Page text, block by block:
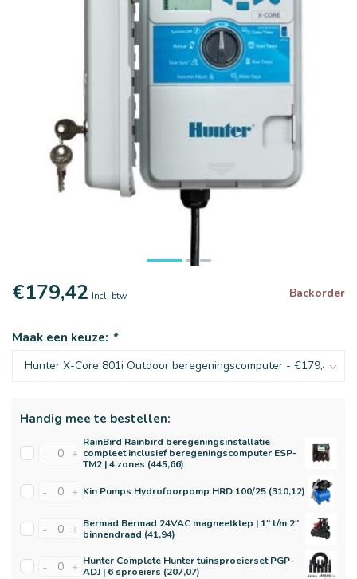
€179,42 Incl. btw Backorder
Maak een keuze: *
Handig mee te bestellen:
- +
RainBird Rainbird beregeningsinstallatie
compleet inclusief beregeningscomputer ESP-
TM2 | 4 zones (445,66)
- + Kin Pumps Hydrofoorpomp HRD 100/25 (310,12)
- + Bermad Bermad 24VAC magneetklep | 1" t/m 2"
binnendraad (41,94)
- + Hunter Complete Hunter tuinsproeierset PGP-
ADJ | 6 sproeiers (207,07)